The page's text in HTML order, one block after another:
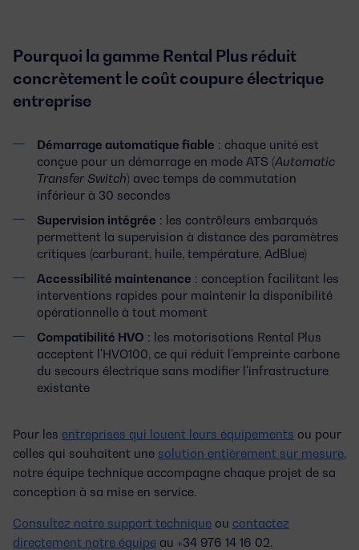
Pourquoi la gamme Rental Plus réduit
concrètement le coût coupure électrique
entreprise
Démarrage automatique fiable : chaque unité est
conçue pour un démarrage en mode ATS (Automatic
Transfer Switch) avec temps de commutation
inférieur à 30 secondes
Supervision intégrée : les contrôleurs embarqués
permettent la supervision à distance des paramètres
critiques (carburant, huile, température, AdBlue)
Accessibilité maintenance : conception facilitant les
interventions rapides pour maintenir la disponibilité
opérationnelle à tout moment
Compatibilité HVO : les motorisations Rental Plus
acceptent l'HVO100, ce qui réduit l'empreinte carbone
du secours électrique sans modifier l'infrastructure
existante
Pour les entreprises qui louent leurs équipements ou pour
celles qui souhaitent une solution entièrement sur mesure
notre équipe technique accompagne chaque projet de sa
conception à sa mise en service.
Consultez notre support technique ou contactez
directement notre équipe au +34 976 14 16 02.